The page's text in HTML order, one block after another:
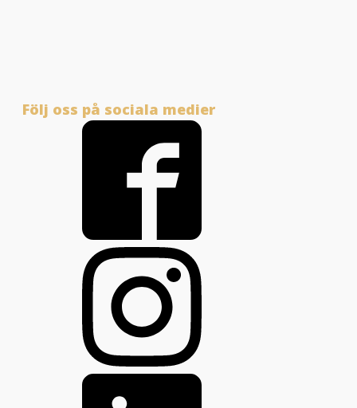
Följ oss på sociala medier